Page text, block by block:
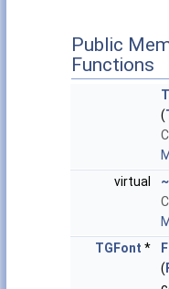
Public
Functions
(
virtual
TGFont *
(